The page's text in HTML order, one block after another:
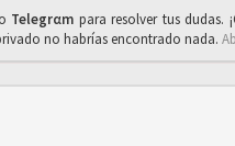
o Telegrαm para resolver tus dudas.
no habrías encontrado nada.